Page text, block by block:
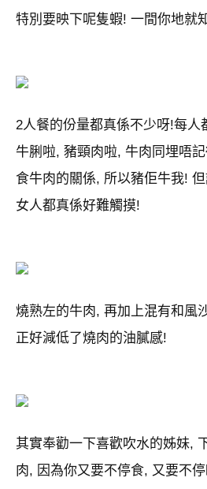
特別要映下呢隻蝦! 一間你地就
2人餐的份量都真係不少呀!每人
牛脷啦, 豬頸肉啦, 牛肉同埋唔
食牛肉的關係, 所以豬佢牛我!
女人都真係好難觸摸!
燒熟左的牛肉, 再加上混有和風
正好減低了燒肉的油膩感!
其實奉勸一下喜歡吹水的姊妹,
肉, 因為你又要不停食, 又要不